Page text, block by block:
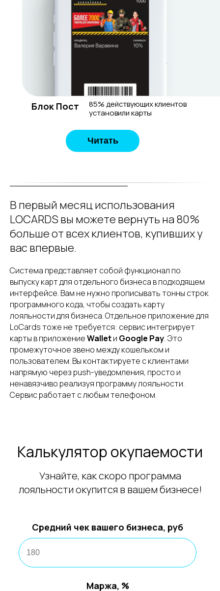
Блок Пост
85% действующих клиентов
установили карты
Читать
В первый месяц использования
LOCARDS вы можете вернуть на 80%
больше от всех клиентов, купивших у
вас впервые.
Система представляет собой функционал по
выпуску карт для отдельного бизнеса в подходящем
интерфейсе. Вам не нужно прописывать тонны строк
программного кода, чтобы создать карту
лояльности для бизнеса. Отдельное приложение для
LoCards тоже не требуется: сервис интегрирует
карты в приложениеWalletи Google Pay. Это
промежуточное звено между кошельком и
пользователем. Вы контактируете с клиентами
напрямую через push-уведомления, просто и
ненавязчиво реализуя программу лояльности.
Сервис работает с любым телефоном.
Калькулятор окупаемости
Узнайте, как скоро программа
лояльности окупится в вашем бизнесе!
Средний чек вашего бизнеса, руб
Маржа, %